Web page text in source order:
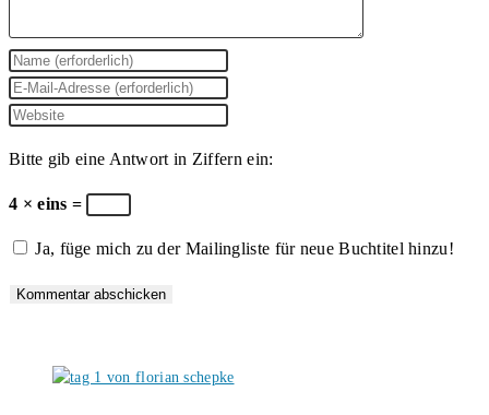
Gib
deinen
Namen
Benutzernamen
zum
ein
Gib
deine
Mail-
Adresse
Kommentieren
Gib
Website-
URL
(optional)
Bitte gib eine Antwort in Ziffern ein:
4 × eins =
Ja, füge mich zu der Mailingliste für neue Buchtitel hinzu!